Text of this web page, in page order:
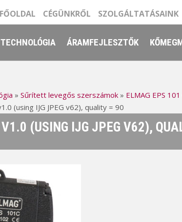
FŐOLDAL CÉGÜNKRŐL SZOLGÁLTATÁSAINK
ÁRAMFEJLESZTŐK
» Sűrített levegős szerszámok» ELMAG EPS
(using IJG JPEG v62), quality = 90
V1.0 (USING IJG JPEG V62),